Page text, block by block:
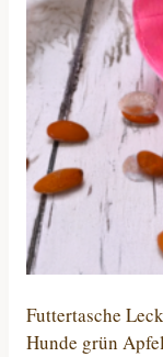
Futtertasche
Hunde grün